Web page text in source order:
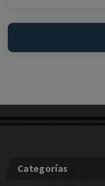
Categorías